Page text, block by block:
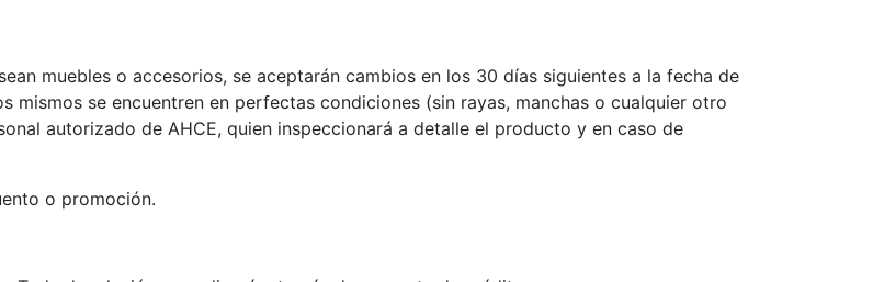
muebles o accesorios, se aceptarán cambios en los 30 días siguientes a la fecha de
mismos se encuentren en perfectas condiciones (sin rayas, manchas o cualquier otro
autorizado de AHCE, quien inspeccionará a detalle el producto y en caso de
o promoción.